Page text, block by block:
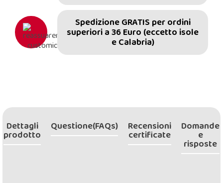
Spedizione GRATIS per ordini
superiori a 36 Euro (eccetto isole
e Calabria)
Dettagli
prodotto
Questione(FAQs) Recensioni
certificate
Domande
e
risposte